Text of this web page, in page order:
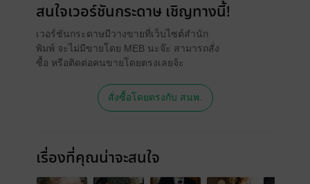
สนใจเวอร์ชันกระดาษ เชิญทางนี้!
เวอร์ชันกระดาษมีวางขายที่เว็บไซต์สำนัก
พิมพ์ จะไม่มีขายโดย MEB นะจ๊ะ สามารถสั่ง
ซื้อ หรือติดต่อคนขายโดยตรงเลยจ้ะ
สั่งซื้อโดยตรงกับ สนพ.
เรื่องที่คุณน่าจะสนใจ